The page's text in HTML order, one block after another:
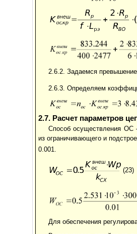
2.6.2. Задаемся
2.6.3. Определяем
2.7. Расчет параметров
Способ осуществления ОС
из ограничивающего и
0.001.
(23)
Для обеспечения